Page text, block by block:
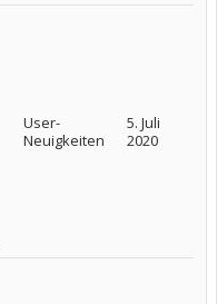
User-
Neuigkeiten
5. Juli
2020